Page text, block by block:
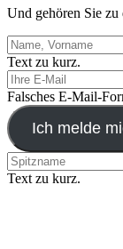
Und gehören Sie zu
Text zu kurz.
Falsches E-Mail-
Ich melde
Text zu kurz.